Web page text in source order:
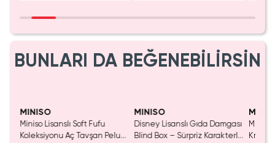
BUNLARI DA BEĞENEBİLİRSİN
MINISO
Miniso Lisanslı Soft Fufu
Koleksiyonu Aç Tavşan Peluş
MINISO
Disney Lisanslı Gıda Damgası
Blind Box – Sürpriz Karakterli
Miniso
Kristal